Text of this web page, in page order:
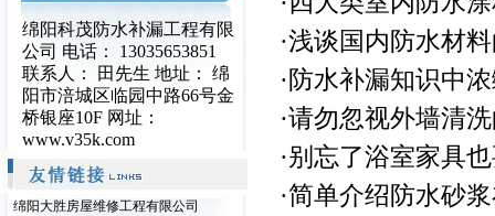
绵阳科茂防水补漏工程有限
公司 电话： 13035653851
联系人： 田先生 地址： 绵
阳市涪城区临园中路66号金
桥银座10F 网址：
www.v35k.com
绵阳大胜房屋维修工程有限公司
·浅谈国内防水材
·防水补漏知识中
·请勿忽视外墙清
·别忘了浴室家具
·简单介绍防水砂